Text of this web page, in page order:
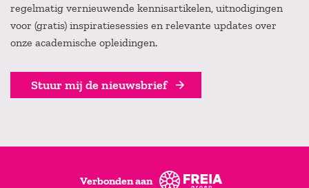
regelmatig vernieuwende kennisartikelen, uitnodigingen
voor (gratis) inspiratiesessies en relevante updates over
onze academische opleidingen.
Stuur mij de nieuwsbrief
Verbonden aan